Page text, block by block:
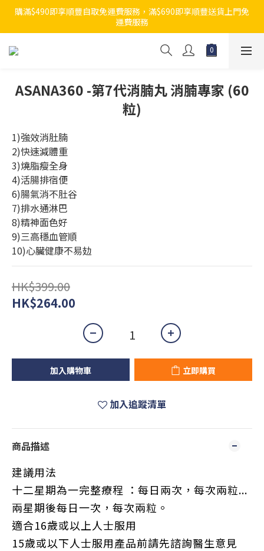
購滿$490即享順豐自取免運費服務，滿$690即享順豐送貨上門免
運費服務
ASANA360 -第7代消腩丸 消腩專家 (60
粒)
1)強效消肚腩
2)快速減體重
3)燒脂瘦全身
4)活腸排宿便
6)腸氣消不肚谷
7)排水通淋巴
8)精神面色好
9)三高穩血管順
10)心臟健康不易攰
HK$399.00
HK$264.00
加入購物車 立即購買
加入追蹤清單
商品描述
建議用法
十二星期為一完整療程 ：每日兩次，每次兩粒...
兩星期後每日一次，每次兩粒。
適合16歲或以上人士服用
15歲或以下人士服用產品前請先諮詢醫生意見